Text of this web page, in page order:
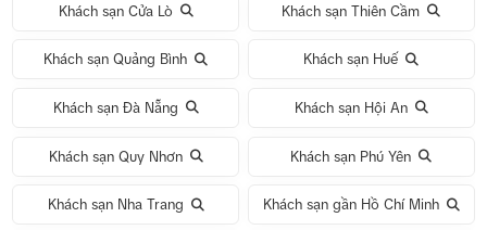
Khách sạn Cửa Lò Khách sạn Thiên Cầm
Khách sạn Quảng Bình Khách sạn Huế
Khách sạn Đà Nẵng Khách sạn Hội An
Khách sạn Quy Nhơn Khách sạn Phú Yên
Khách sạn Nha Trang Khách sạn gần Hồ Chí Minh